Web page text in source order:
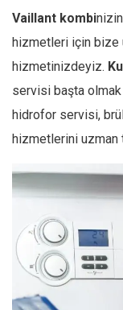
Vaillant kombi
hizmetleri için bize
hizmetinizdeyiz.
servisi başta
hidrofor servisi,
hizmetlerini uzman